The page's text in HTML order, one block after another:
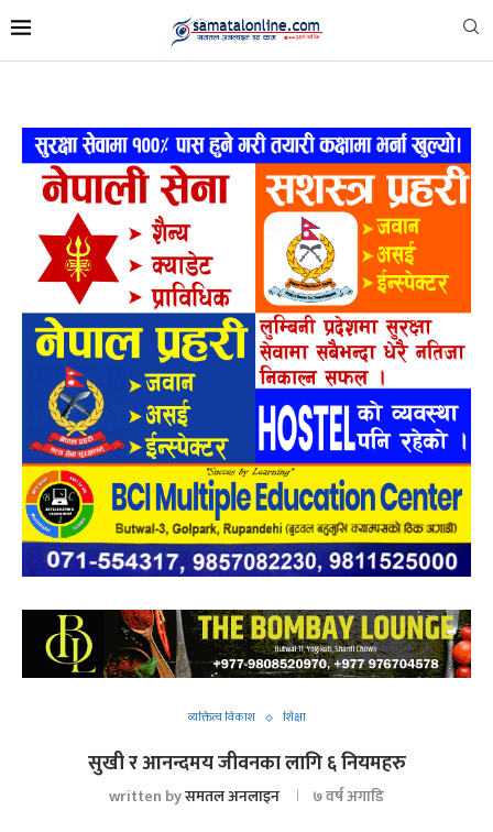
व्यक्तित्व विकाश शिक्षा
सुखी र आनन्दमय जीवनका लागि ६ नियमहरु
written byसमतल अनलाइन ७ वर्ष अगाडि